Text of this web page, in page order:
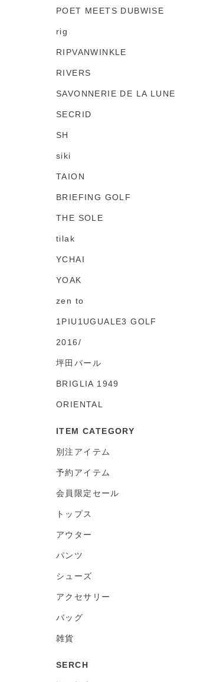
POET MEETS DUBWISE
rig
RIPVANWINKLE
RIVERS
SAVONNERIE DE LA LUNE
SECRID
SH
siki
TAION
BRIEFING GOLF
THE SOLE
tilak
YCHAI
YOAK
zen to
1PIU1UGUALE3 GOLF
2016/
坪田パール
BRIGLIA 1949
ORIENTAL
ITEM CATEGORY
別注アイテム
予約アイテム
会員限定セール
トップス
アウター
パンツ
シューズ
アクセサリー
バッグ
雑貨
SERCH